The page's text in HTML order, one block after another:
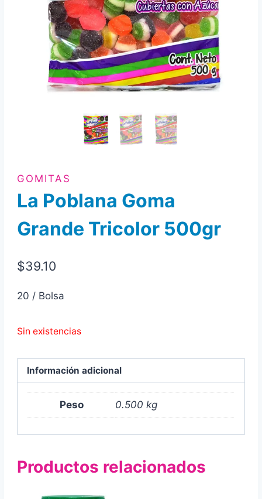
GOMITAS
La Poblana Goma
Grande Tricolor 500gr
$39.10
20 / Bolsa
Sin existencias
Información adicional
Peso 0.500 kg
Productos relacionados